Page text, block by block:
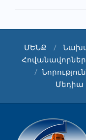
01
ՄԵՆՔ
Հովանավորներ
Մեդիա